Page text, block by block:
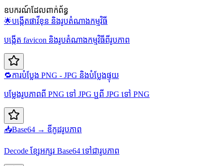
ឧបករណ៍ដែលពាក់ព័ន្ធ
🌟បង្កើតផាវីខុន និងរូបតំណាងកម្មវិធី
បង្កើត favicon និងរូបតំណាងកម្មវិធីពីរូបភាព
🔁ការបំប្លែង PNG - JPG និងបំប្លែងផ្ទុយ
បម្លែងរូបភាពពី PNG ទៅ JPG ឬពី JPG ទៅ PNG
📥Base64 → ឌីកូដរូបភាព
Decode ខ្សែអក្សរ Base64 ទៅជារូបភាព